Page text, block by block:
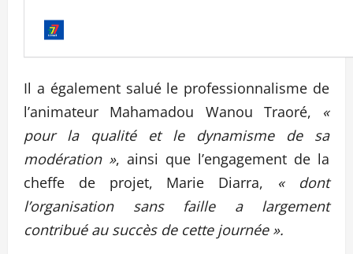
Il a également salué le professionnalisme de
l’animateur Mahamadou Wanou Traoré, «
pour la qualité et le dynamisme de sa
modération », ainsi que l’engagement de la
cheffe de projet, Marie Diarra, « dont
l’organisation sans faille a largement
contribué au succès de cette journée ».